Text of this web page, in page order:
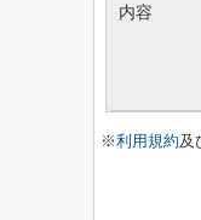
内容
※利用規約及